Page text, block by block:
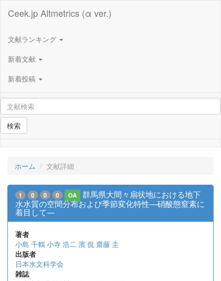
Ceek.jp Altmetrics (α ver.)
文献ランキング
新着文献
新着投稿
検索
ホーム 文献詳細
1 0 0 0 OA
群馬県大間々扇状地における地下
水水質の空間分布および季節変化特性―硝酸態窒素に
着目して―
著者
小島 千鶴 小寺 浩二 濱 侃 齋藤 圭
出版者
日本水文科学会
雑誌